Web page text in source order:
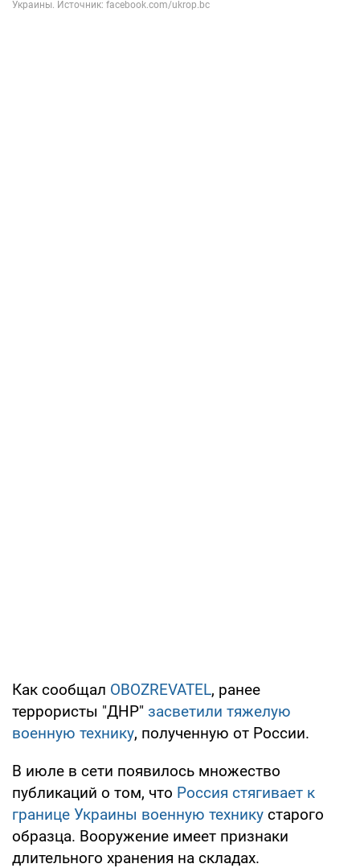
Как сообщал OBOZREVATEL, ранее
террористы "ДНР" засветили тяжелую
военную технику, полученную от России.
В июле в сети появилось множество
публикаций о том, что Россия стягивает к
границе Украины военную технику старого
образца. Вооружение имеет признаки
длительного хранения на складах.